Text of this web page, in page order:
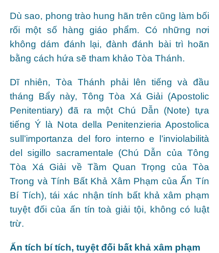
Dù sao, phong trào hung hãn trên cũng làm bối
rối một số hàng giáo phẩm. Có những nơi
không dám đánh lại, đành đánh bài trì hoãn
bằng cách hứa sẽ tham khảo Tòa Thánh.
Dĩ nhiên, Tòa Thánh phải lên tiếng và đầu
tháng Bẩy này, Tông Tòa Xá Giải (Apostolic
Penitentiary) đã ra một Chú Dẫn (Note) tựa
tiếng Ý là Nota della Penitenzieria Apostolica
sull’importanza del foro interno e l’inviolabilità
del sigillo sacramentale (Chú Dẫn của Tông
Tòa Xá Giải về Tầm Quan Trọng của Tòa
Trong và Tính Bất Khả Xâm Phạm của Ấn Tín
Bí Tích), tái xác nhận tính bất khả xâm phạm
tuyệt đối của ấn tín toà giải tội, không có luật
trừ.
Ấn tích bí tích, tuyệt đối bất khả xâm phạm